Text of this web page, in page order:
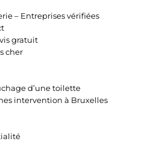
– Entreprises vérifiées
gratuit
cher
d’une toilette
intervention à Bruxelles